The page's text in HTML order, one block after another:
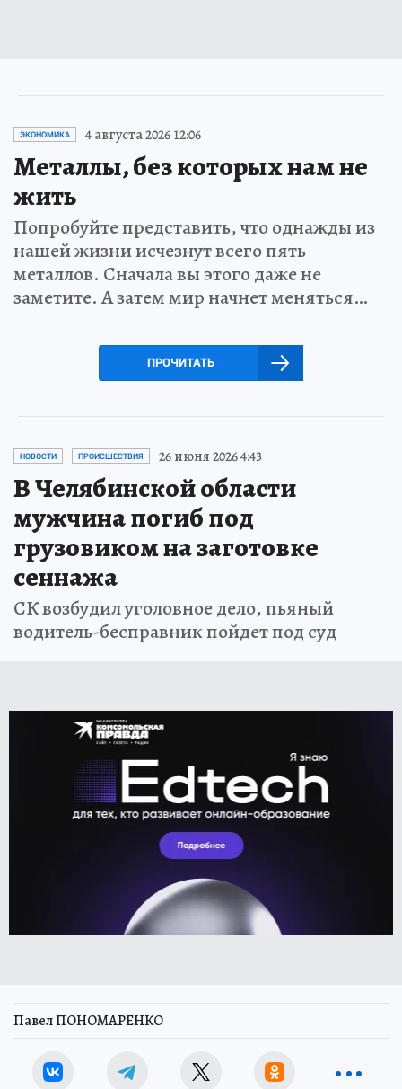
ЭКОНОМИКА 4 августа 2026 12:06
Металлы, без которых нам не
жить
Попробуйте представить, что однажды из
нашей жизни исчезнут всего пять
металлов. Сначала вы этого даже не
заметите. А затем мир начнет меняться…
ПРОЧИТАТЬ
НОВОСТИ ПРОИСШЕСТВИЯ 26 июня 2026 4:43
В Челябинской области
мужчина погиб под
грузовиком на заготовке
сеннажа
СК возбудил уголовное дело, пьяный
водитель-бесправник пойдет под суд
Павел ПОНОМАРЕНКО